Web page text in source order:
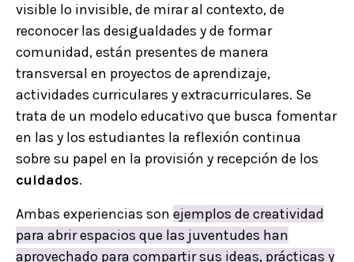
visible lo invisible, de mirar al contexto, de
reconocer las desigualdades y de formar
comunidad, están presentes de manera
transversal en proyectos de aprendizaje,
actividades curriculares y extracurriculares. Se
trata de un modelo educativo que busca fomentar
en las y los estudiantes la reflexión continua
sobre su papel en la provisión y recepción de los
cuidados.
Ambas experiencias son ejemplos de creatividad
para abrir espacios que las juventudes han
aprovechado para compartir sus ideas, prácticas y